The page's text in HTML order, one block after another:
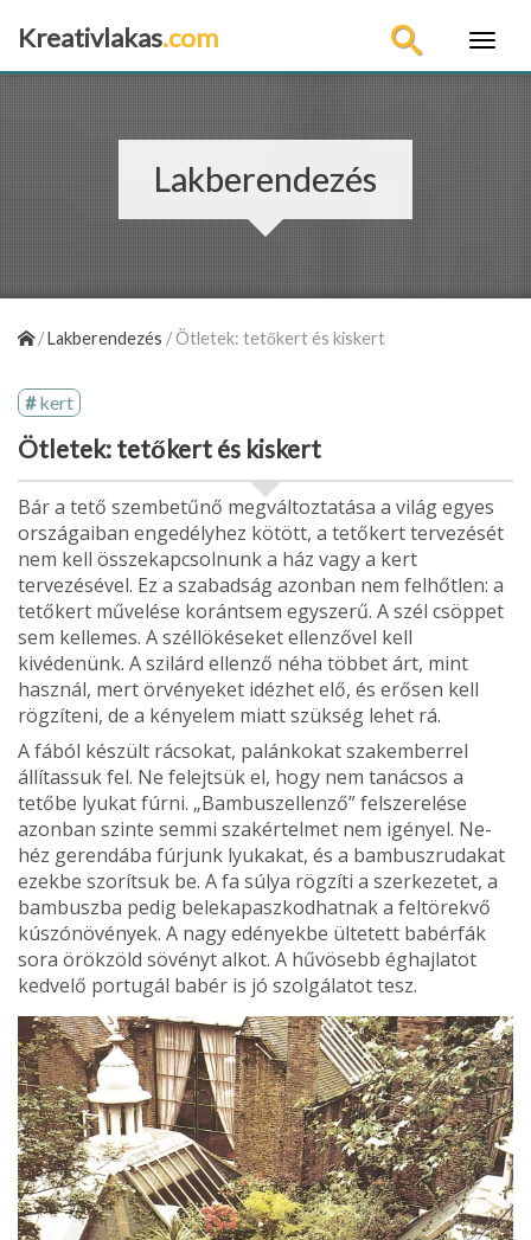
Kreativlakas.com
Lakberendezés
/Lakberendezés /Ötletek: tetőkert és kiskert
kert
Ötletek: tetőkert és kiskert
Bár a tető szembetűnő megváltoztatása a világ egyes
országaiban engedélyhez kötött, a tetőkert tervezését
nem kell összekapcsolnunk a ház vagy a kert
tervezésével. Ez a szabadság azonban nem felhőtlen: a
tetőkert művelése korántsem egyszerű. A szél csöppet
sem kellemes. A széllökéseket ellenzővel kell
kivédenünk. A szilárd ellenző néha többet árt, mint
használ, mert örvényeket idézhet elő, és erősen kell
rögzíteni, de a kényelem miatt szük­ség lehet rá.
A fából készült rácsokat, palánkokat szakemberrel
állítassuk fel. Ne felejtsük el, hogy nem tanácsos a
tetőbe lyukat fúrni. „Bambuszellenző” felszerelése
azonban szinte semmi szakértelmet nem igényel. Ne­
héz gerendába fúrjunk lyukakat, és a bambuszrudakat
ezekbe szorítsuk be. A fa sú­lya rögzíti a szerkezetet, a
bambuszba pedig belekapaszkodhatnak a feltörekvő
kúszónövények. A nagy edényekbe ülte­tett babérfák
sora örökzöld sövényt alkot. A hűvösebb éghajlatot
kedvelő portugál babér is jó szolgálatot tesz.